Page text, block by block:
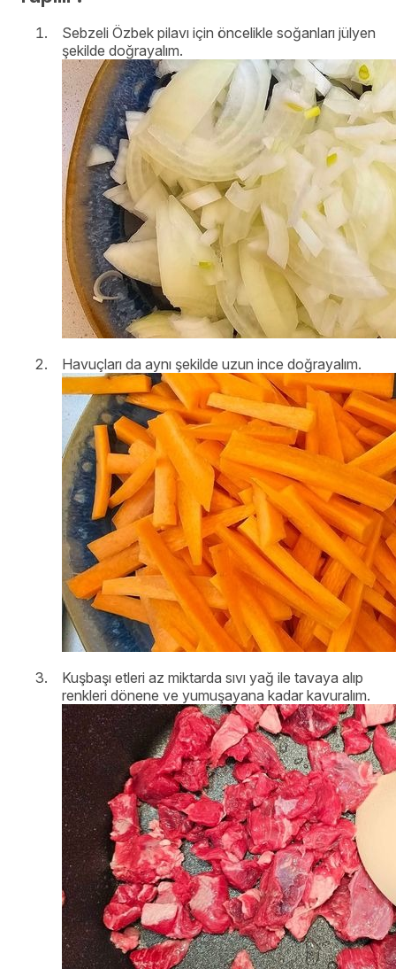
Sebzeli Özbek pilavı için öncelikle soğanları jülyen
şekilde doğrayalım.
Havuçları da aynı şekilde uzun ince doğrayalım.
Kuşbaşı etleri az miktarda sıvı yağ ile tavaya alıp
renkleri dönene ve yumuşayana kadar kavuralım.